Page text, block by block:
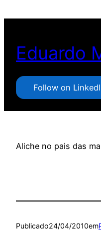
conteúdo
Eduardo
Follow on
Aliche no pais das
Publicado24/04/2010em